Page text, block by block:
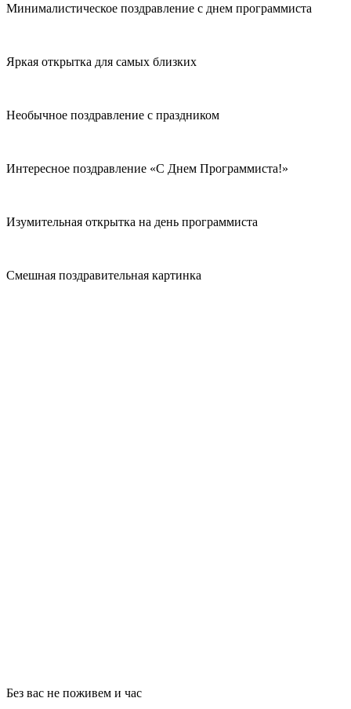
Минималистическое поздравление с днем программиста
Яркая открытка для самых близких
Необычное поздравление с праздником
Интересное поздравление «С Днем Программиста!»
Изумительная открытка на день программиста
Смешная поздравительная картинка
Без вас не поживем и час